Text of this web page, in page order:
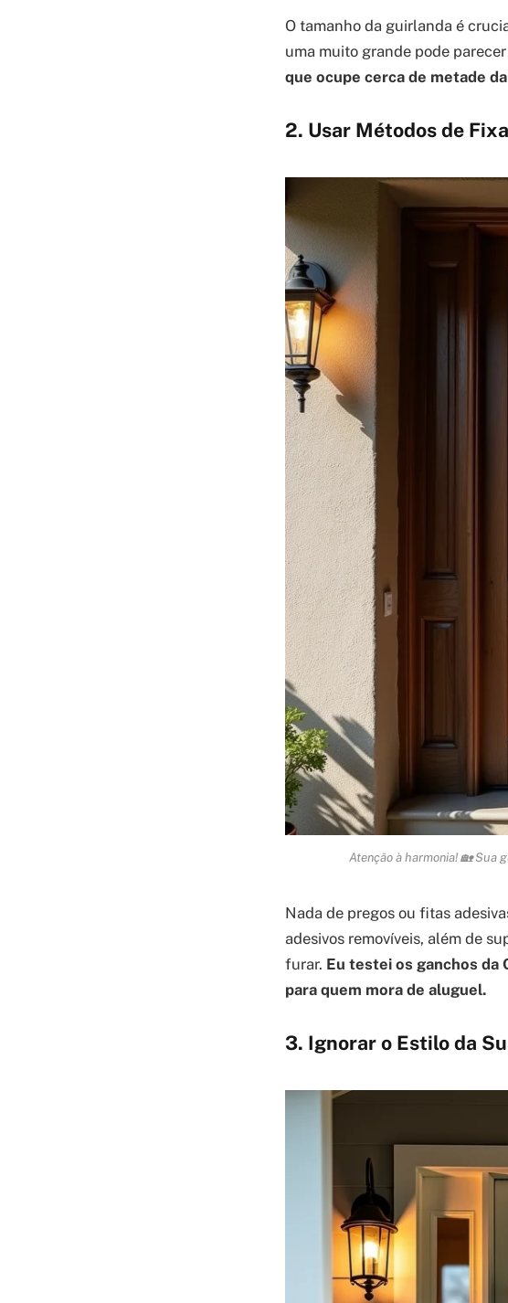
O tamanho da guirlanda é
uma muito grande pode
que ocupe cerca de metade
2. Usar Métodos de
Atenção à harmonia! 🏡 Sua
Nada de pregos ou fitas
adesivos removíveis, além de
furar. Eu testei os ganchos da
para quem mora de aluguel.
3. Ignorar o Estilo da